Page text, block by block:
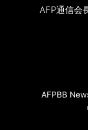
AFP通信会
AFPBB